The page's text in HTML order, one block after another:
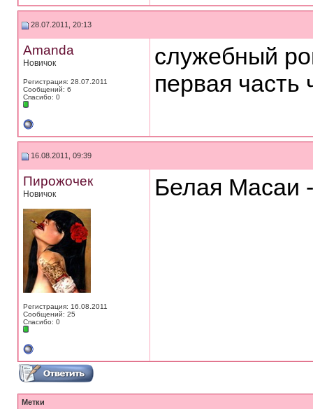
28.07.2011, 20:13
Amanda
Новичок
Регистрация: 28.07.2011
Сообщений: 6
Спасибо: 0
служебный
первая часть
16.08.2011, 09:39
Пирожочек
Новичок
Регистрация: 16.08.2011
Сообщений: 25
Спасибо: 0
Белая Масаи
Метки